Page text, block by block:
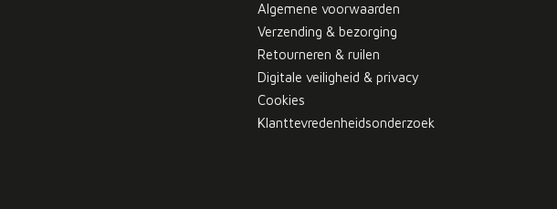
Algemene voorwaarden
Verzending & bezorging
Retourneren & ruilen
Digitale veiligheid & privacy
Cookies
Klanttevredenheidsonderzoek